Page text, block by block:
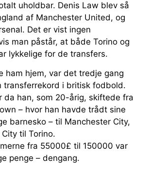
uholdbar. Denis Law blev så
af Manchester United, og
Det er vist ingen
man påstår, at både Torino og
lykkelige for de transfers.
ham hjem, var det tredje gang
transferrekord i britisk fodbold.
da han, som 20-årig, skiftede fra
– hvor han havde trådt sine
barnesko – til Manchester City,
til Torino.
fra 55000£ til 150000 var
penge – dengang.